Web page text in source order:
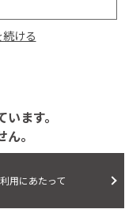
ける
ます。
。
用にあたって